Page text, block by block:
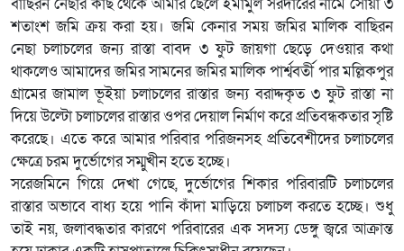
বাছিরন নেছার কাছ থেকে আমার ছেলে ইমামুল সরদারের নামে সোয়া ৩
শতাংশ জমি ক্রয় করা হয়। জমি কেনার সময় জমির মালিক বাছিরন
নেছা চলাচলের জন্য রাস্তা বাবদ ৩ ফুট জায়গা ছেড়ে দেওয়ার কথা
থাকলেও আমাদের জমির সামনের জমির মালিক পার্শ্ববর্তী পার মল্লিকপুর
গ্রামের জামাল ভূইয়া চলাচলের রাস্তার জন্য বরাদ্দকৃত ৩ ফুট রাস্তা না
দিয়ে উল্টো চলাচলের রাস্তার ওপর দেয়াল নির্মাণ করে প্রতিবন্ধকতার সৃষ্টি
করেছে। এতে করে আমার পরিবার পরিজনসহ প্রতিবেশীদের চলাচলের
ক্ষেত্রে চরম দুর্ভোগের সম্মুখীন হতে হচ্ছে।
সরেজমিনে গিয়ে দেখা গেছে, দুর্ভোগের শিকার পরিবারটি চলাচলের
রাস্তার অভাবে বাধ্য হয়ে পানি কাঁদা মাড়িয়ে চলাচল করতে হচ্ছে। শুধু
তাই নয়, জলাবদ্ধতার কারণে পরিবারের এক সদস্য ডেঙ্গু জ্বরে আক্রান্ত